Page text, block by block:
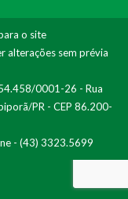
o site
alterações sem prévia
0001-26 - Rua
PR - CEP 86.200-
- (43) 3323.5699